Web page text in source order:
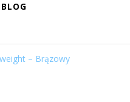
BLOG
– Brązowy